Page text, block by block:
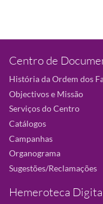
Centro de
História da Ordem dos
Objectivos e Missão
Serviços do Centro
Catálogos
Campanhas
Organograma
Sugestões/Reclamações
Hemeroteca